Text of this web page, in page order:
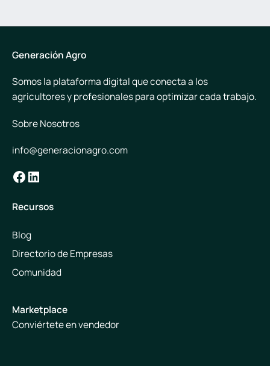
Generación Agro
Somos la plataforma digital que conecta a los
agricultores y profesionales para optimizar cada trabajo.
Sobre Nosotros
info@generacionagro.com
Facebook
LinkedIn
Recursos
Blog
Directorio de Empresas
Comunidad
Marketplace
Conviértete en vendedor